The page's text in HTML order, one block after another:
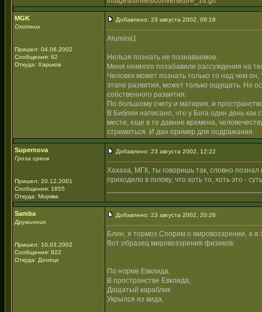
MGK
Охотник
Пришел: 04.06.2002
Сообщения: 62
Откуда: Харьков
Добавлено: 23 августа 2002, 09:18
Aluminij1
Нельзя познать не познаваемое.
Меня немного позабавили рассуждения на
Человек может познать только то над чем
этапе развития, может только ощущать. Но
собственного развития.
По большому счету и материя, и
В Библии написано, что у Бога один день как
месте, еще в те давние времена,
стремиться. И дан пример для подражания.
Supernova
Гроза орков
Пришел: 20.12.2001
Сообщения: 1855
Откуда: Морква
Добавлено: 23 августа 2002, 12:22
Хахаха, МГК, ты говоришь так, словно
приходило в голову, что хоть то, хоть это -
Samba
Дружинник
Пришел: 10.03.2002
Сообщения: 922
Откуда: Донецк
Добавлено: 23 августа 2002, 20:26
Блин, я тормоз.Спорим о мировоззрении, а я
Вот образец мировоззрения физиков:
По норме Евклида,
В пространстве Евклида,
Дощатый караблик
Укрылся из вида.